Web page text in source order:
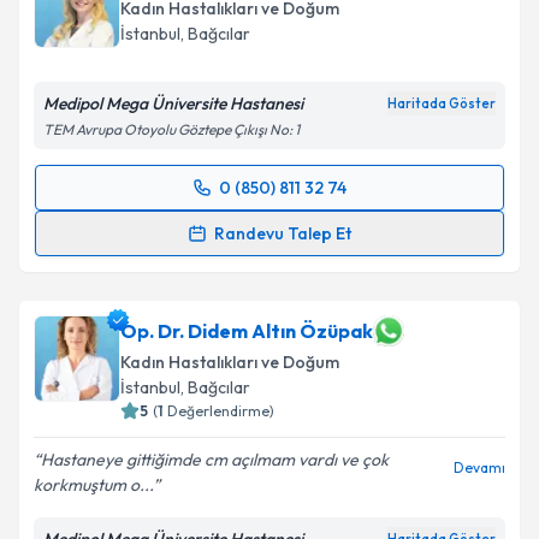
E-posta Adresiniz
Kişisel verilerimin işlenmesine ilişkin
Metni'ni okudum ve kişisel verilerimin belirtilen
kapsamda işlenmesini kabul ediyorum.
Takvim Talebini Gönder
Kadın Hastalıkları ve Doğum
İstanbul, Bağcılar
Medipol Mega Üniversite Hastanesi Haritada Göster
TEM Avrupa Otoyolu Göztepe Çıkışı No: 1
0 (850) 811 32 74
Randevu Talep Et
Randevu Takvimi Talebi
takvim hazırlandığında e-posta ile bilgilendireceğiz.
E-posta Adresiniz
Kişisel verilerimin işlenmesine ilişkin
Op. Dr. Didem Altın Özüpak
Kadın Hastalıkları ve Doğum
İstanbul, Bağcılar
5 (1 Değerlendirme)
Hastaneye gittiğimde cm açılmam vardı ve çok
korkmuştum o...
Devamı